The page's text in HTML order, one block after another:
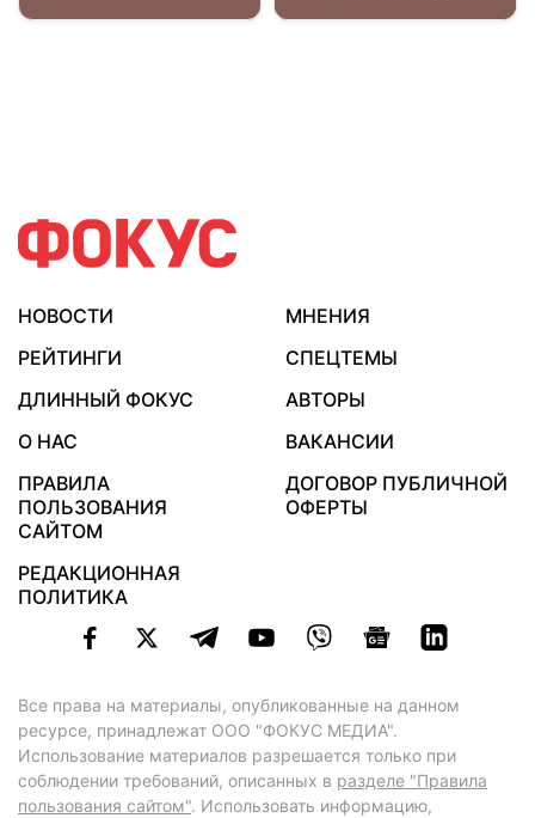
НОВОСТИ
МНЕНИЯ
РЕЙТИНГИ
СПЕЦТЕМЫ
ДЛИННЫЙ ФОКУС
АВТОРЫ
О НАС
ВАКАНСИИ
ПРАВИЛА
ПОЛЬЗОВАНИЯ
САЙТОМ
ДОГОВОР ПУБЛИЧНОЙ
ОФЕРТЫ
РЕДАКЦИОННАЯ
ПОЛИТИКА
Все права на материалы, опубликованные на данном
ресурсе, принадлежат ООО "ФОКУС МЕДИА".
Использование материалов разрешается только при
соблюдении требований, описанных в разделе "Правила
пользования сайтом". Использовать информацию,